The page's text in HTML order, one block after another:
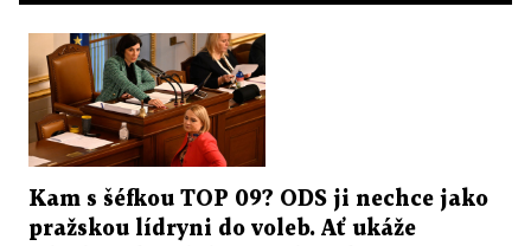
Kam s šéfkou TOP 09? ODS ji nechce jako
pražskou lídryni do voleb. Ať ukáže